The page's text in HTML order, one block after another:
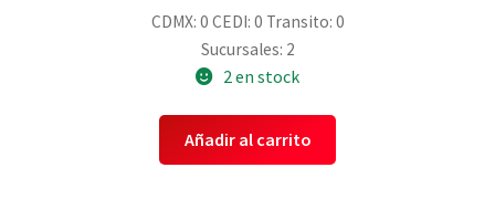
CDMX: 0 CEDI: 0 Transito: 0
Sucursales: 2
2 en stock
Añadir al carrito